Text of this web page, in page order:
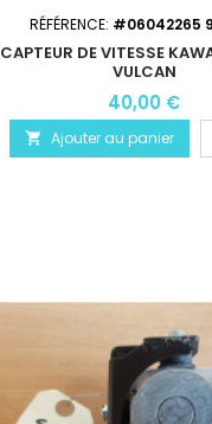
RÉFÉRENCE: #06042265
CAPTEUR DE VITESSE
VULCAN
40,00 €
 Ajouter au panier